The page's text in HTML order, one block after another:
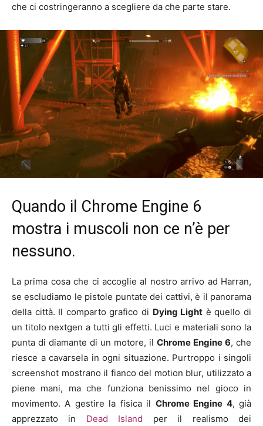
che ci costringeranno a scegliere da che parte stare.
Quando il Chrome Engine 6
mostra i muscoli non ce n’è per
nessuno.
La prima cosa che ci accoglie al nostro arrivo ad Harran,
se escludiamo le pistole puntate dei cattivi, è il panorama
della città. Il comparto grafico di Dying Light è quello di
un titolo nextgen a tutti gli effetti. Luci e materiali sono la
punta di diamante di un motore, il Chrome Engine 6, che
riesce a cavarsela in ogni situazione. Purtroppo i singoli
screenshot mostrano il fianco del motion blur, utilizzato a
piene mani, ma che funziona benissimo nel gioco in
movimento. A gestire la fisica il Chrome Engine 4, già
apprezzato in Dead Island per il realismo dei